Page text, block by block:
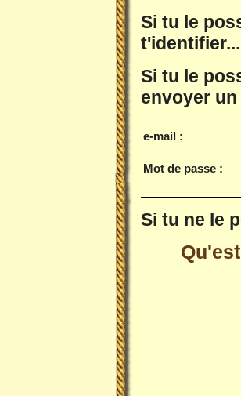
Si tu le
t'identifier...
Si tu le
envoyer
e-mail :
Mot de passe :
Si tu ne le